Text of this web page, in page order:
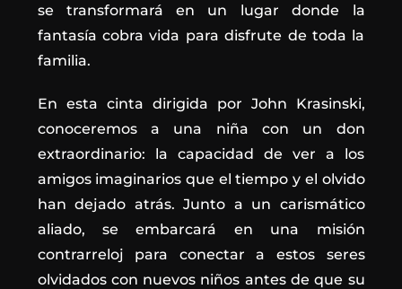
se transformará en un lugar donde la
fantasía cobra vida para disfrute de toda la
familia.
En esta cinta dirigida por John Krasinski,
conoceremos a una niña con un don
extraordinario: la capacidad de ver a los
amigos imaginarios que el tiempo y el olvido
han dejado atrás. Junto a un carismático
aliado, se embarcará en una misión
contrarreloj para conectar a estos seres
olvidados con nuevos niños antes de que su